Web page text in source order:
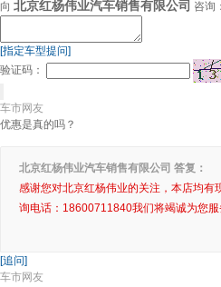
向 北京红杨伟业汽车销售有限公司 咨询：
[指定车型提问]
验证码：
车市网友
优惠是真的吗？
北京红杨伟业汽车销售有限公司 答复：
感谢您对北京红杨伟业的关注，本店均
询电话：18600711840我们将竭诚为您服
[追问]
车市网友